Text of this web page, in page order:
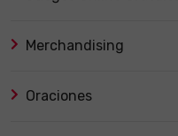
Merchandising
Oraciones